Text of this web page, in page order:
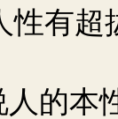
性有超
人的本